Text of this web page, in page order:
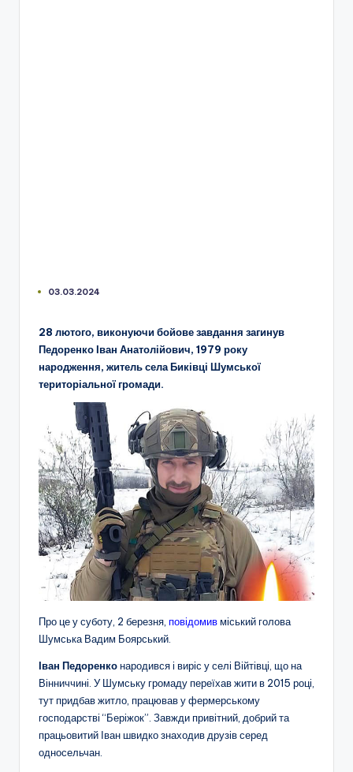
03.03.2024
28 лютого, виконуючи бойове завдання загинув
Педоренко Іван Анатолійович, 1979 року
народження, житель села Биківці Шумської
територіальної громади.
Про це у суботу, 2 березня, повідомивміський голова
Шумська Вадим Боярський.
Іван Педоренконародився і виріс у селі Війтівці, що на
Вінниччині. У Шумську громаду переїхав жити в 2015 році,
тут придбав житло, працював у фермерському
господарстві “Беріжок”. Завжди привітний, добрий та
працьовитий Іван швидко знаходив друзів серед
односельчан.